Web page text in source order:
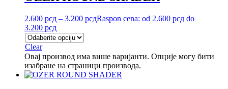
2.600 рсд – 3.200 рсдRaspon cena: od 2.600 рсд do
3.200 рсд
Clear
Овај производ има више варијанти. Опције могу бити
изабране на страници производа.